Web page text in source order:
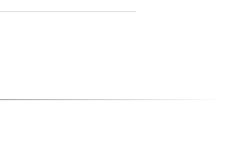
frequentie schakelaar